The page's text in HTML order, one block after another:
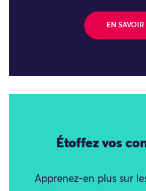
EN
Étoffez vos
Apprenez-en plus sur